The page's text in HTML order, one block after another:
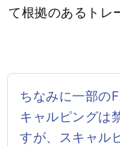
て根拠のあるトレ
ちなみに一部の
キャルピングは
すが、スキャル